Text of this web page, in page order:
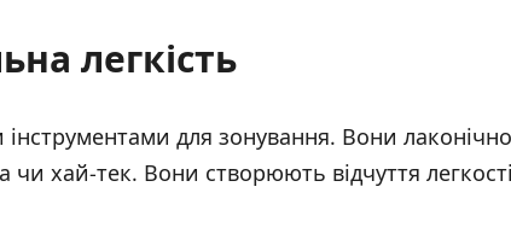
легкість
інструментами для зонування. Вони лаконічно
чи хай-тек. Вони створюють відчуття